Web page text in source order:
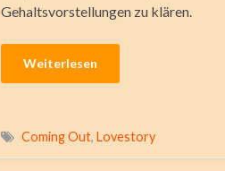
Gehaltsvorstellungen zu klären.
Weiterlesen
Coming Out, Lovestory